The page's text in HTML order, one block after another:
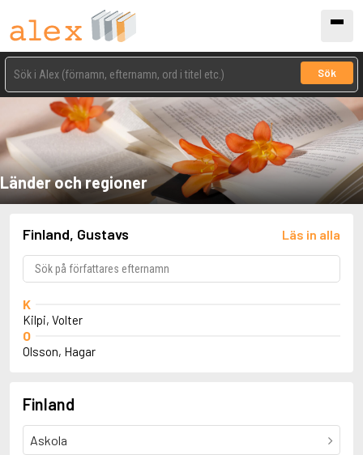
Sök
Länder och regioner
Finland, Gustavs Läs in alla
K
Kilpi, Volter
O
Olsson, Hagar
Finland
Askola